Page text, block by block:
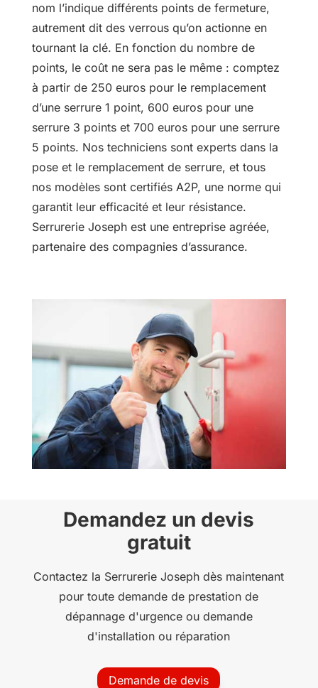
nom l’indique différents points de fermeture,
autrement dit des verrous qu’on actionne en
tournant la clé. En fonction du nombre de
points, le coût ne sera pas le même : comptez
à partir de 250 euros pour le remplacement
d’une serrure 1 point, 600 euros pour une
serrure 3 points et 700 euros pour une serrure
5 points. Nos techniciens sont experts dans la
pose et le remplacement de serrure, et tous
nos modèles sont certifiés A2P, une norme qui
garantit leur efficacité et leur résistance.
Serrurerie Joseph est une entreprise agréée,
partenaire des compagnies d’assurance.
Demandez un devis
gratuit
Contactez la Serrurerie Joseph dès maintenant
pour toute demande de prestation de
dépannage d'urgence ou demande
d'installation ou réparation
Demande de devis